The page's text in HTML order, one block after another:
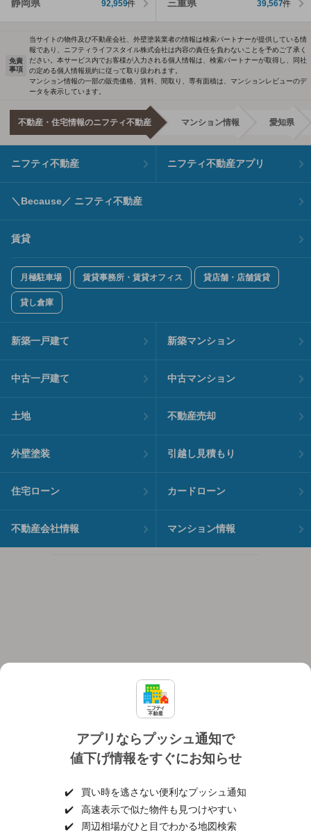
静岡県 92,959件 三重県 39,567件
アプリならプッシュ通知で
値下げ情報をすぐにお知らせ
✔️
買い時を逃さない便利なプッシュ通知
✔️
高速表示で似た物件も見つけやすい
✔️
周辺相場がひと目でわかる地図検索
免責
事項
当サイトの物件及び不動産会社、外壁塗装業者の情報は検索パートナーが提供している情
報であり、ニフティライフスタイル株式会社は内容の責任を負わないことを予めご了承く
ださい。本サービス内でお客様が入力される個人情報は、検索パートナーが取得し、同社
の定める個人情報規約に従って取り扱われます。
マンション情報の一部の販売価格、賃料、間取り、専有面積は、マンションレビューのデ
ータを表示しています。
不動産・住宅情報のニフティ不動産 マンション情報 愛知県
ニフティ不動産 ニフティ不動産アプリ
＼Because／ ニフティ不動産
賃貸
月極駐車場 賃貸事務所・賃貸オフィス 貸店舗・店舗賃貸
貸し倉庫
新築一戸建て 新築マンション
中古一戸建て 中古マンション
土地 不動産売却
外壁塗装 引越し見積もり
住宅ローン カードローン
不動産会社情報 マンション情報
個人情報保護ポリシー 利用規約
ヘルプ・お問い合わせ 採用情報